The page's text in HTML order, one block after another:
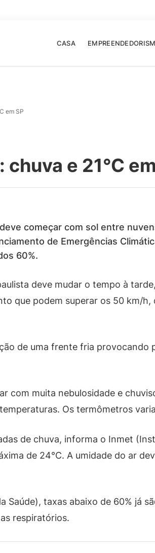
CASA
em SP
e 21°C
começar com sol entre
de Emergências
60%.
deve mudar o tempo à
que podem superar os 50 km/
de uma frente fria provocando
com muita nebulosidade e
Os termômetros
de chuva, informa o Inmet
de 24°C. A umidade do ar
Saúde), taxas abaixo de 60% já
respiratórios.